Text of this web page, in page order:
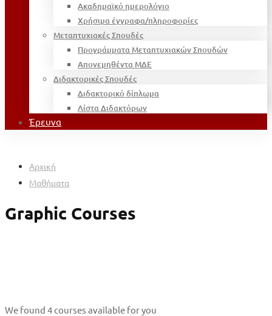
Ακαδημαϊκό ημερολόγιο
Χρήσιμα έγγραφα/πληροφορίες
Μεταπτυχιακές Σπουδές
Προγράμματα Μεταπτυχιακών Σπουδών
Απονεμηθέντα ΜΔΕ
Διδακτορικές Σπουδές
Διδακτορικό δίπλωμα
Λίστα Διδακτόρων
Έρευνα
Αρχική
Μαθήματα
Graphic Courses
We found 4courses available for you